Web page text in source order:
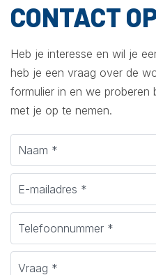
CONTACT
Heb je interesse en wil je
heb je een vraag over de
formulier in en we proberen
met je op te nemen.